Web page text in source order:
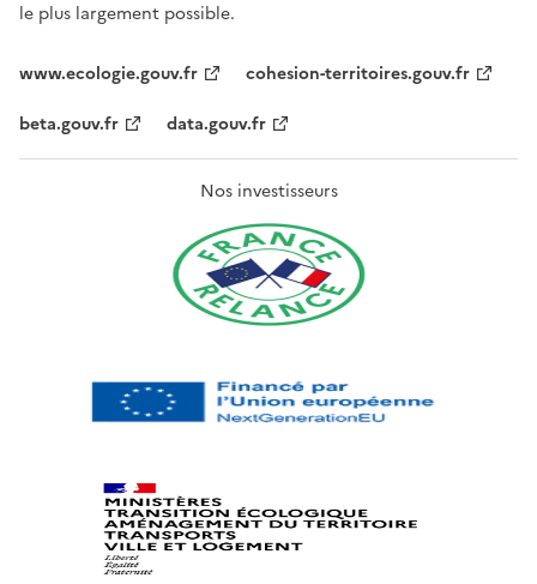
le plus largement possible.
www.ecologie.gouv.fr
cohesion-territoires.gouv.fr
beta.gouv.fr
data.gouv.fr
Nos investisseurs